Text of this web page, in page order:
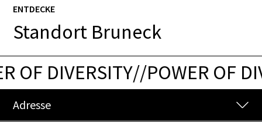
ENTDECKE
Standort Bruneck
OF DIVERSITY//POWER OF
Adresse